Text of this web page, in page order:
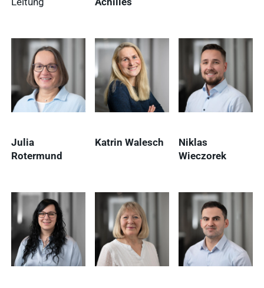
Ergebnisse
Nachhaltigkeit
Ergebnisse
anzeigen
WDT Info
Ergebnisse
Julia
Rotermund
Katrin Walesch
Niklas
Wieczorek